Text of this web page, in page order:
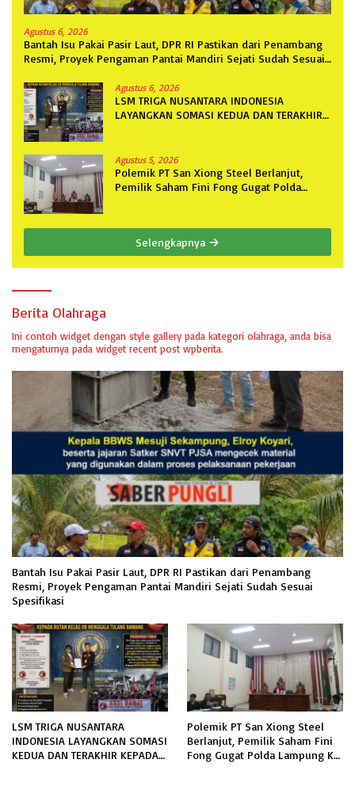
Agustus 6, 2026
Bantah Isu Pakai Pasir Laut, DPR RI Pastikan dari Penambang
Resmi, Proyek Pengaman Pantai Mandiri Sejati Sudah Sesuai
Agustus 6, 2026
LSM TRIGA NUSANTARA INDONESIA
LAYANGKAN SOMASI KEDUA DAN TERAKHIR
Agustus 5, 2026
Polemik PT San Xiong Steel Berlanjut,
Pemilik Saham Fini Fong Gugat Polda
Selengkapnya
Berita Olahraga
Ini contoh widget dengan style gallery pada kategori olahraga, anda bisa
mengaturnya pada widget recent post wpberita.
Bantah Isu Pakai Pasir Laut, DPR RI Pastikan dari Penambang
Resmi, Proyek Pengaman Pantai Mandiri Sejati Sudah Sesuai
Spesifikasi
LSM TRIGA NUSANTARA
INDONESIA LAYANGKAN SOMASI
KEDUA DAN TERAKHIR KEPADA
Polemik PT San Xiong Steel
Berlanjut, Pemilik Saham Fini
Fong Gugat Polda Lampung Ke